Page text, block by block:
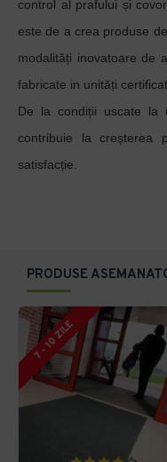
control al prafului și
este de a crea produse
modalități inovatoare de
fabricate in unități
De la condiții uscate la
contribuie la creșterea
satisfacție.
PRODUSE
7 - 10 ZILE